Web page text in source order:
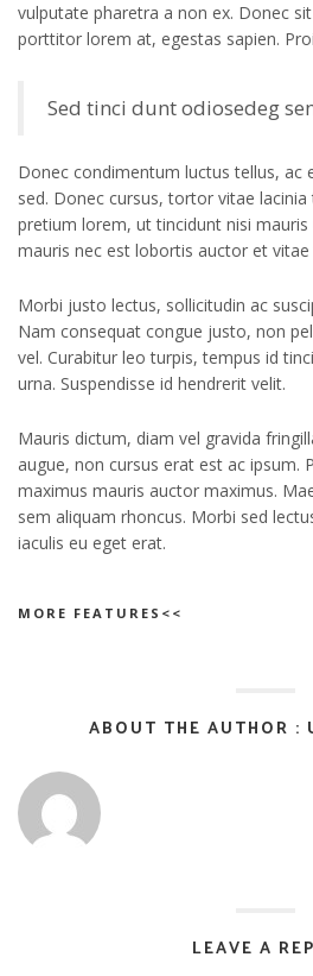
vulputate pharetra a non ex. Donec
porttitor lorem at, egestas sapien.
Sed tinci dunt odiosedeg
Donec condimentum luctus tellus, ac
sed. Donec cursus, tortor vitae
pretium lorem, ut tincidunt nisi mauris
mauris nec est lobortis auctor et vitae
Morbi justo lectus, sollicitudin ac
Nam consequat congue justo, non
vel. Curabitur leo turpis, tempus id
urna. Suspendisse id hendrerit velit.
Mauris dictum, diam vel gravida
augue, non cursus erat est ac ipsum.
maximus mauris auctor maximus.
sem aliquam rhoncus. Morbi sed
iaculis eu eget erat.
MORE FEATURES<<
ABOUT THE AUTHOR :
LEAVE A